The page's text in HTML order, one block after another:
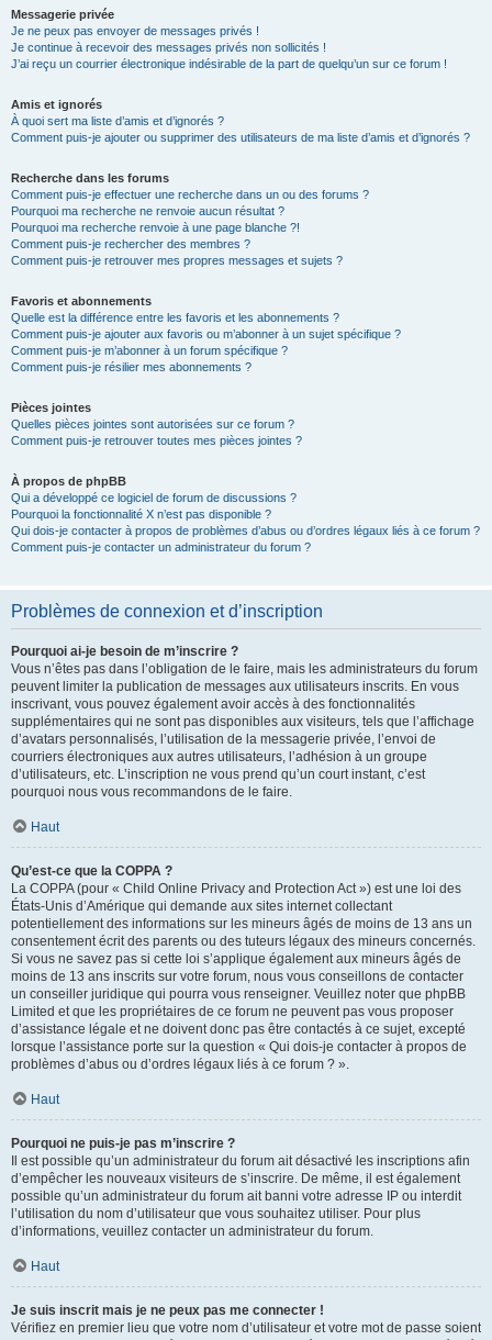
Messagerie privée
Je ne peux pas envoyer de messages privés !
Je continue à recevoir des messages privés non sollicités !
J’ai reçu un courrier électronique indésirable de la part de quelqu’un sur ce forum !
Amis et ignorés
À quoi sert ma liste d’amis et d’ignorés ?
Comment puis-je ajouter ou supprimer des utilisateurs de ma liste d’amis et d’ignorés ?
Recherche dans les forums
Comment puis-je effectuer une recherche dans un ou des forums ?
Pourquoi ma recherche ne renvoie aucun résultat ?
Pourquoi ma recherche renvoie à une page blanche ?!
Comment puis-je rechercher des membres ?
Comment puis-je retrouver mes propres messages et sujets ?
Favoris et abonnements
Quelle est la différence entre les favoris et les abonnements ?
Comment puis-je ajouter aux favoris ou m’abonner à un sujet spécifique ?
Comment puis-je m’abonner à un forum spécifique ?
Comment puis-je résilier mes abonnements ?
Pièces jointes
Quelles pièces jointes sont autorisées sur ce forum ?
Comment puis-je retrouver toutes mes pièces jointes ?
À propos de phpBB
Qui a développé ce logiciel de forum de discussions ?
Pourquoi la fonctionnalité X n’est pas disponible ?
Qui dois-je contacter à propos de problèmes d’abus ou d’ordres légaux liés à ce forum ?
Comment puis-je contacter un administrateur du forum ?
Problèmes de connexion et d’inscription
Pourquoi ai-je besoin de m’inscrire ?
Vous n’êtes pas dans l’obligation de le faire, mais les administrateurs du forum
peuvent limiter la publication de messages aux utilisateurs inscrits. En vous
inscrivant, vous pouvez également avoir accès à des fonctionnalités
supplémentaires qui ne sont pas disponibles aux visiteurs, tels que l’affichage
d’avatars personnalisés, l’utilisation de la messagerie privée, l’envoi de
courriers électroniques aux autres utilisateurs, l’adhésion à un groupe
d’utilisateurs, etc. L’inscription ne vous prend qu’un court instant, c’est
pourquoi nous vous recommandons de le faire.
Haut
Qu’est-ce que la COPPA ?
La COPPA (pour « Child Online Privacy and Protection Act ») est une loi des
États-Unis d’Amérique qui demande aux sites internet collectant
potentiellement des informations sur les mineurs âgés de moins de 13 ans un
consentement écrit des parents ou des tuteurs légaux des mineurs concernés.
Si vous ne savez pas si cette loi s’applique également aux mineurs âgés de
moins de 13 ans inscrits sur votre forum, nous vous conseillons de contacter
un conseiller juridique qui pourra vous renseigner. Veuillez noter que phpBB
Limited et que les propriétaires de ce forum ne peuvent pas vous proposer
d’assistance légale et ne doivent donc pas être contactés à ce sujet, excepté
lorsque l’assistance porte sur la question « Qui dois-je contacter à propos de
problèmes d’abus ou d’ordres légaux liés à ce forum ? ».
Haut
Pourquoi ne puis-je pas m’inscrire ?
Il est possible qu’un administrateur du forum ait désactivé les inscriptions afin
d’empêcher les nouveaux visiteurs de s’inscrire. De même, il est également
possible qu’un administrateur du forum ait banni votre adresse IP ou interdit
l’utilisation du nom d’utilisateur que vous souhaitez utiliser. Pour plus
d’informations, veuillez contacter un administrateur du forum.
Haut
Je suis inscrit mais je ne peux pas me connecter !
Vérifiez en premier lieu que votre nom d’utilisateur et votre mot de passe soient